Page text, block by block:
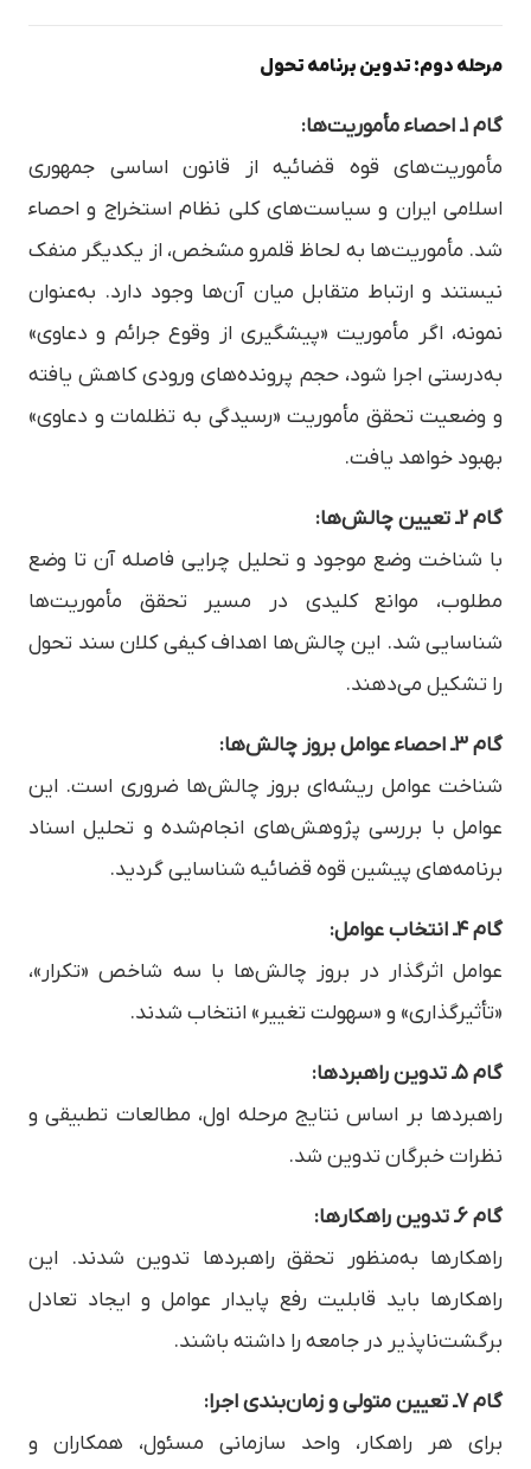
مرحله دوم: تدوین برنامه تحول
گام ۱ـ احصاء مأموریت‌ها:
مأموریت‌های قوه قضائیه از قانون اساسی جمهوری
اسلامی ایران و سیاست‌های کلی نظام استخراج و احصاء
شد. مأموریت‌ها به لحاظ قلمرو مشخص، از یکدیگر منفک
نیستند و ارتباط متقابل میان آن‌ها وجود دارد. به‌عنوان
نمونه، اگر مأموریت «پیشگیری از وقوع جرائم و دعاوی»
به‌درستی اجرا شود، حجم پرونده‌های ورودی کاهش یافته
و وضعیت تحقق مأموریت «رسیدگی به تظلمات و دعاوی»
بهبود خواهد یافت.
گام ۲ـ تعیین چالش‌ها:
با شناخت وضع موجود و تحلیل چرایی فاصله آن تا وضع
مطلوب، موانع کلیدی در مسیر تحقق مأموریت‌ها
شناسایی شد. این چالش‌ها اهداف کیفی کلان سند تحول
را تشکیل می‌دهند.
گام ۳ـ احصاء عوامل بروز چالش‌ها:
شناخت عوامل ریشه‌ای بروز چالش‌ها ضروری است. این
عوامل با بررسی پژوهش‌های انجام‌شده و تحلیل اسناد
برنامه‌های پیشین قوه قضائیه شناسایی گردید.
گام ۴ـ انتخاب عوامل:
عوامل اثرگذار در بروز چالش‌ها با سه شاخص «تکرار»،
«تأثیرگذاری» و «سهولت تغییر» انتخاب شدند.
گام ۵ـ تدوین راهبردها:
راهبردها بر اساس نتایج مرحله اول، مطالعات تطبیقی و
نظرات خبرگان تدوین شد.
گام ۶ـ تدوین راهکارها:
راهکارها به‌منظور تحقق راهبردها تدوین شدند. این
راهکارها باید قابلیت رفع پایدار عوامل و ایجاد تعادل
برگشت‌ناپذیر در جامعه را داشته باشند.
گام ۷ـ تعیین متولی و زمان‌بندی اجرا:
برای هر راهکار، واحد سازمانی مسئول، همکاران و